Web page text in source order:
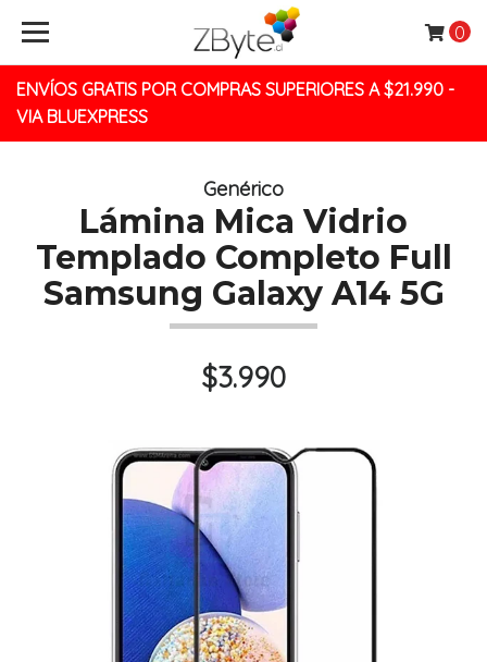
ENVÍOS GRATIS POR COMPRAS SUPERIORES A $21.990 -
VIA BLUEXPRESS
0
Genérico
Lámina Mica Vidrio
Templado Completo Full
Samsung Galaxy A14 5G
$3.990